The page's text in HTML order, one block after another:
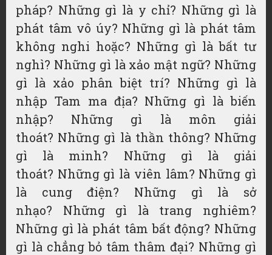
pháp? Những gì là y chỉ? Những gì là
phát tâm vô úy? Những gì là phát tâm
không nghi hoặc? Những gì là bất tư
nghì? Những gì là xảo mật ngữ? Những
gì là xảo phân biệt trí? Những gì là
nhập Tam ma địa? Những gì là biến
nhập? Những gì là môn giải
thoát? Những gì là thần thông? Những
gì là minh? Những gì là giải
thoát? Những gì là viên lâm? Những gì
là cung điện? Những gì là sở
nhạo? Những gì là trang nghiêm?
Những gì là phát tâm bất động? Những
gì là chẳng bỏ tâm thâm đại? Những gì